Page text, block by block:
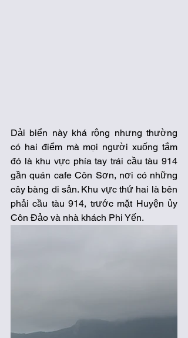
Dải biển này khá rộng nhưng thường
có hai điểm mà mọi người xuống tắm
đó là khu vực phía tay trái cầu tàu 914
gần quán cafe Côn Sơn, nơi có những
cây bàng di sản. Khu vực thứ hai là bên
phải cầu tàu 914, trước mặt Huyện ủy
Côn Đảo và nhà khách Phi Yến.